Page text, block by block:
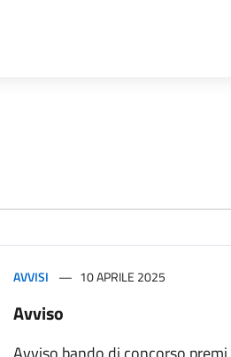
AVVISI 10 APRILE 2025
Avviso